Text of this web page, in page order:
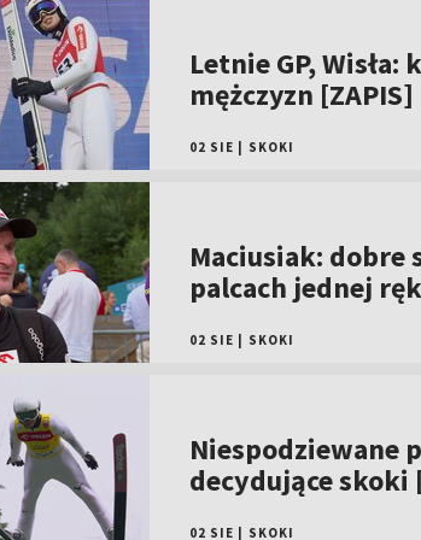
Letnie GP,
mężczyzn [ZAPIS]
02 SIE SKOKI
Maciusiak: dobre
palcach jednej
02 SIE SKOKI
Niespodziewane
decydujące skoki
02 SIE SKOKI